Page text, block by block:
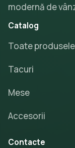
modernă de
Catalog
Toate produsele
Tacuri
Mese
Accesorii
Contacte